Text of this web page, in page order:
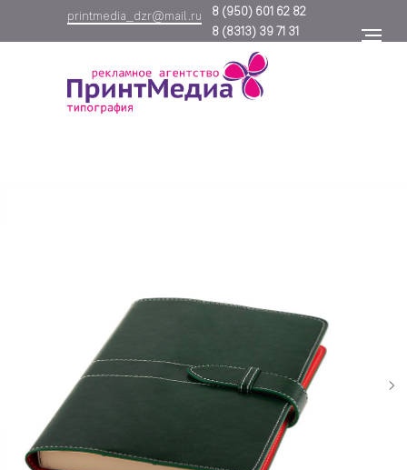
8 (950) 601 62 82
printmedia_dzr@mail.ru
8 (8313) 39 71 31